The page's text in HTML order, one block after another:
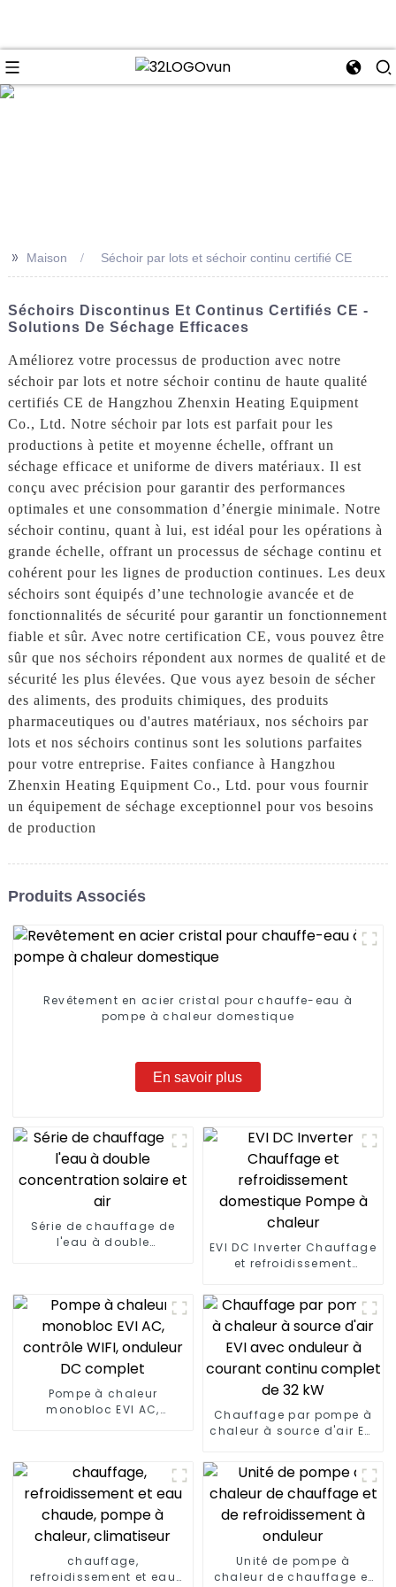
>> Maison Séchoir par lots et séchoir continu certifié CE
Séchoirs Discontinus Et Continus Certifiés CE -
Solutions De Séchage Efficaces
Améliorez votre processus de production avec notre
séchoir par lots et notre séchoir continu de haute qualité
certifiés CE de Hangzhou Zhenxin Heating Equipment
Co., Ltd. Notre séchoir par lots est parfait pour les
productions à petite et moyenne échelle, offrant un
séchage efficace et uniforme de divers matériaux. Il est
conçu avec précision pour garantir des performances
optimales et une consommation d’énergie minimale. Notre
séchoir continu, quant à lui, est idéal pour les opérations à
grande échelle, offrant un processus de séchage continu et
cohérent pour les lignes de production continues. Les deux
séchoirs sont équipés d’une technologie avancée et de
fonctionnalités de sécurité pour garantir un fonctionnement
fiable et sûr. Avec notre certification CE, vous pouvez être
sûr que nos séchoirs répondent aux normes de qualité et de
sécurité les plus élevées. Que vous ayez besoin de sécher
des aliments, des produits chimiques, des produits
pharmaceutiques ou d'autres matériaux, nos séchoirs par
lots et nos séchoirs continus sont les solutions parfaites
pour votre entreprise. Faites confiance à Hangzhou
Zhenxin Heating Equipment Co., Ltd. pour vous fournir
un équipement de séchage exceptionnel pour vos besoins
de production
Produits Associés
Revêtement en acier cristal pour chauffe-eau à
pompe à chaleur domestique
En savoir plus
Série de chauffage de
l'eau à double
EVI DC Inverter Chauffage
et refroidissement
Pompe à chaleur
monobloc EVI AC,
Chauffage par pompe à
chaleur à source d'air EVI
continu complet de 32
kW
chauffage,
refroidissement et eau
Unité de pompe à
chaleur de chauffage et